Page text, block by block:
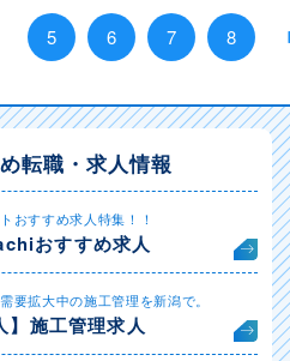
5 6 7 8
転職・求人情報
おすすめ求人特集！！
おすすめ求人
要拡大中の施工管理を新潟で。
】施工管理求人